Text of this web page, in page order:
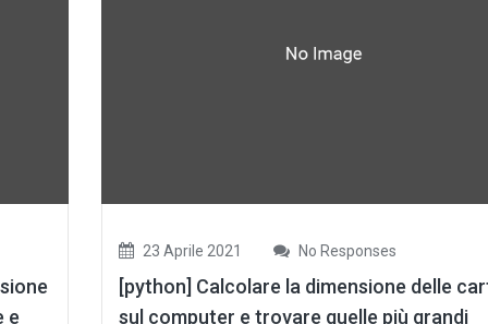
e
23 Aprile 2021 No Responses
[python] Calcolare la dimensione delle
sul computer e trovare quelle più grandi